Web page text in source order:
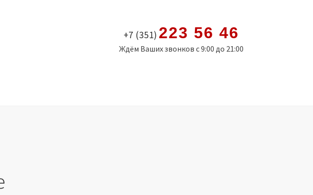
+7 (351) 223 56 46
Ждём Ваших звонков с 9:00 до 21:00